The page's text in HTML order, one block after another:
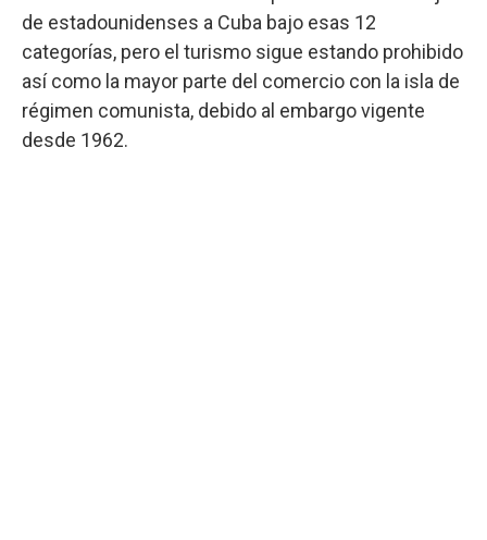
de estadounidenses a Cuba bajo esas 12
categorías, pero el turismo sigue estando prohibido
así como la mayor parte del comercio con la isla de
régimen comunista, debido al embargo vigente
desde 1962.